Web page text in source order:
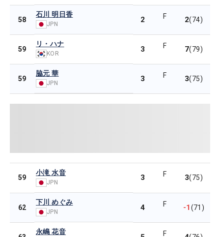
58
石川 明日香
JPN 2 F 2(74)
59
リ・ハナ
KOR 3 F 7(79)
59
脇元 華
JPN 3 F 3(75)
59
小滝 水音
JPN
3 F 3(75)
62
下川 めぐみ
JPN 4 F -1(71)
永嶋 花音 F